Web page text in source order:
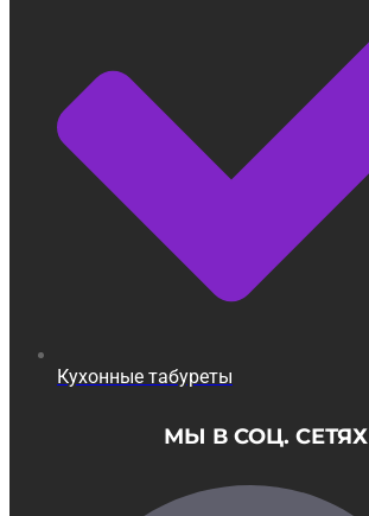
Кухонные табуреты
МЫ В СОЦ. СЕТЯХ